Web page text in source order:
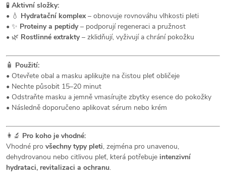
🧪 Aktivní složky:
• 💧 Hydratační komplex– obnovuje rovnováhu vlhkosti pleti
• ✨ Proteiny a peptidy– podporují regeneraci a pružnost
• 🌿 Rostlinné extrakty– zklidňují, vyživují a chrání pokožku
🧴 Použití:
• Otevřete obal a masku aplikujte na čistou pleť obličeje
• Nechte působit 15–20 minut
• Odstraňte masku a jemně vmasírujte zbytky esence do pokožky
• Následně doporučeno aplikovat sérum nebo krém
👩‍🔬 Pro koho je vhodné:
Vhodné pro všechny typy pleti, zejména pro unavenou,
dehydrovanou nebo citlivou pleť, která potřebuje intenzivní
hydrataci, revitalizaci a ochranu.